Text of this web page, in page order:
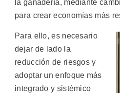
la ganadería, mediante
para crear economías más
Para ello, es necesario
dejar de lado la
reducción de riesgos y
adoptar un enfoque más
integrado y sistémico